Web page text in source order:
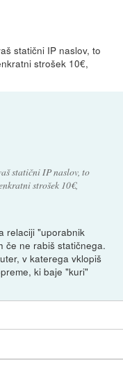
statični IP naslov, to
strošek 10€,
statični IP naslov, to
strošek 10€,
relaciji "uporabnik
če ne rabiš statičnega.
v katerega vklopiš
ki baje "kuri"